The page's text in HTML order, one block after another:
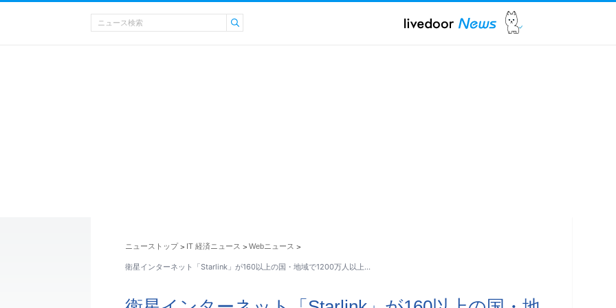
ニューストップ > IT 経済ニュース > Webニュース >
衛星インターネット「Starlink」が160以上の国・地域で1200万人以上…